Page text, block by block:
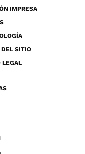
IMPRESA
DEL SITIO
LEGAL